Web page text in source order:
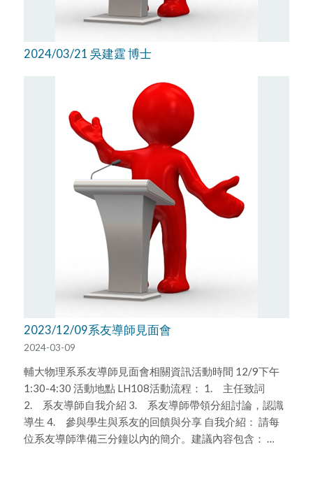
2024/03/21 吳建霆 博士
2023/12/09系友導師見面會
2024-03-09
輔大物理系系友導師見面會相關資訊活動時間 12/9下午
1:30-4:30 活動地點 LH108活動流程： 1. 主任致詞
2. 系友導師自我介紹 3. 系友導師帶領分組討論，認識
導生 4. 參與學生與系友的回饋與分享 自我介紹： 請每
位系友導師準備三分鐘以內的簡介。建議內容包含： …